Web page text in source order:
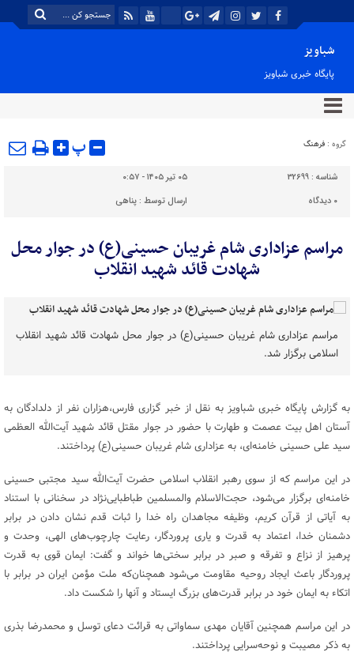
شباویز
پایگاه خبری شباویز
گروه : فرهنگ پ
شناسه : 32699
۰۵ تیر ۱۴۰۵ - ۰:۵۷
۰ دیدگاه ارسال توسط :پناهی
مراسم عزاداری شام غریبان حسینی(ع) در جوار محل
شهادت قائد شهید انقلاب
مراسم عزاداری شام غریبان حسینی(ع) در جوار محل شهادت قائد شهید انقلاب
اسلامی برگزار شد.
به گزارش پایگاه خبری شباویز به نقل از خبر گزاری فارس،هزاران نفر از دلدادگان به
آستان اهل بیت عصمت و طهارت با حضور در جوار مقتل قائد شهید آیت‌الله العظمی
سید علی حسینی خامنه‌ای،‌ به عزاداری شام غریبان حسینی(ع) پرداختند.
در این مراسم که از سوی رهبر انقلاب اسلامی حضرت آیت‌الله سید مجتبی حسینی
خامنه‌ای برگزار می‌شود،‌ حجت‌الاسلام والمسلمین طباطبایی‌نژاد در سخنانی با استناد
به آیاتی از قرآن کریم، وظیفه مجاهدان راه خدا را ثبات قدم نشان دادن در برابر
دشمنان خدا، اعتماد به قدرت و یاری پروردگار، رعایت چارچوب‌های الهی، وحدت و
پرهیز از نزاع و تفرقه و صبر در برابر سختی‌ها خواند و گفت: ایمان قوی به قدرت
پروردگار باعث ایجاد روحیه مقاومت می‌شود همچنان‌که ملت مؤمن ایران در برابر با
اتکاء به ایمان خود در برابر قدرت‌های بزرگ ایستاد و آنها را شکست داد.
در این مراسم همچنین آقایان مهدی سماواتی به قرائت دعای توسل و محمدرضا بذری
به ذکر مصیبت و نوحه‌سرایی پرداختند.